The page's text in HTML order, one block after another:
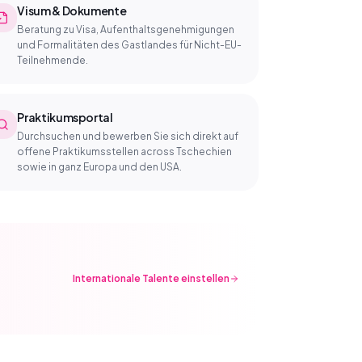
Visum & Dokumente
Beratung zu Visa, Aufenthaltsgenehmigungen
und Formalitäten des Gastlandes für Nicht-EU-
Teilnehmende.
Praktikumsportal
Durchsuchen und bewerben Sie sich direkt auf
offene Praktikumsstellen across Tschechien
sowie in ganz Europa und den USA.
Internationale Talente einstellen